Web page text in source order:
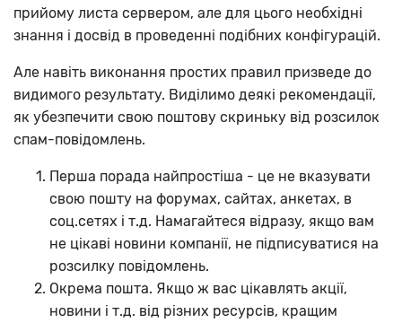
прийому листа сервером, але для цього необхідні
знання і досвід в проведенні подібних конфігурацій.
Але навіть виконання простих правил призведе до
видимого результату. Виділимо деякі рекомендації,
як убезпечити свою поштову скриньку від розсилок
спам-повідомлень.
Перша порада найпростіша - це не вказувати
свою пошту на форумах, сайтах, анкетах, в
соц.сетях і т.д. Намагайтеся відразу, якщо вам
не цікаві новини компанії, не підписуватися на
розсилку повідомлень.
Окрема пошта. Якщо ж вас цікавлять акції,
новини і т.д. від різних ресурсів, кращим